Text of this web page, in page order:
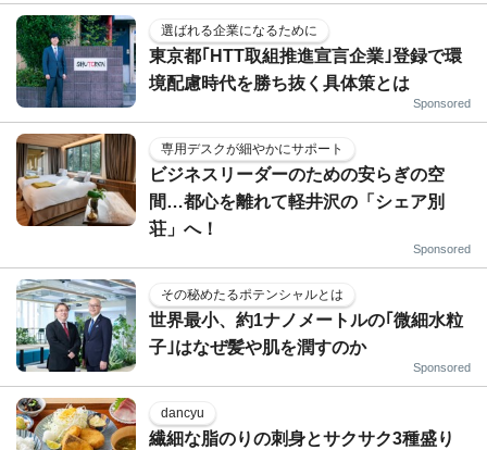
選ばれる企業になるために
東京都｢HTT取組推進宣言企業｣登録で環
境配慮時代を勝ち抜く具体策とは
Sponsored
専用デスクが細やかにサポート
ビジネスリーダーのための安らぎの空
間…都心を離れて軽井沢の「シェア別
荘」へ！
Sponsored
その秘めたるポテンシャルとは
世界最小、約1ナノメートルの｢微細水粒
子｣はなぜ髪や肌を潤すのか
Sponsored
dancyu
繊細な脂のりの刺身とサクサク3種盛り